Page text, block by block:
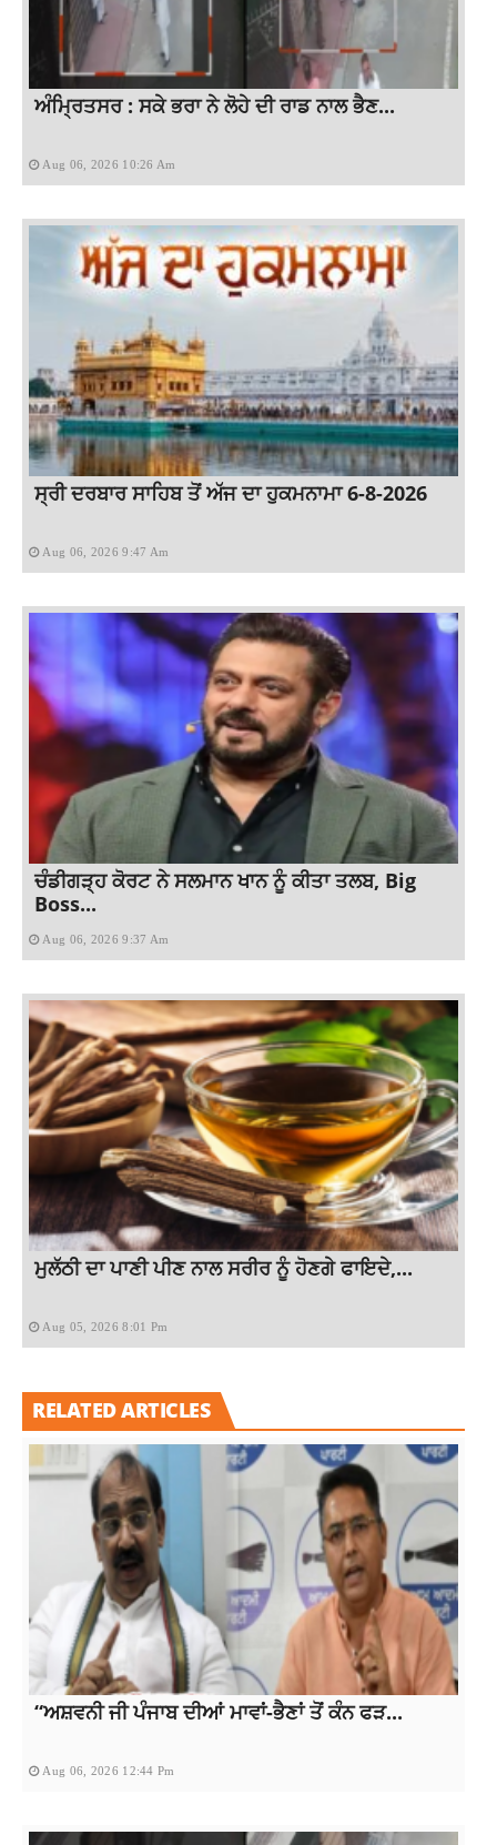
ਅੰਮ੍ਰਿਤਸਰ : ਸਕੇ ਭਰਾ ਨੇ ਲੋਹੇ ਦੀ ਰਾਡ ਨਾਲ ਭੈਣ...
Aug 06, 2026 10:26 Am
ਸ੍ਰੀ ਦਰਬਾਰ ਸਾਹਿਬ ਤੋਂ ਅੱਜ ਦਾ ਹੁਕਮਨਾਮਾ 6-8-2026
Aug 06, 2026 9:47 Am
ਚੰਡੀਗੜ੍ਹ ਕੋਰਟ ਨੇ ਸਲਮਾਨ ਖਾਨ ਨੂੰ ਕੀਤਾ ਤਲਬ, Big
Boss...
Aug 06, 2026 9:37 Am
ਮੁਲੱਠੀ ਦਾ ਪਾਣੀ ਪੀਣ ਨਾਲ ਸਰੀਰ ਨੂੰ ਹੋਣਗੇ ਫਾਇਦੇ,...
Aug 05, 2026 8:01 Pm
RELATED ARTICLES
“ਅਸ਼ਵਨੀ ਜੀ ਪੰਜਾਬ ਦੀਆਂ ਮਾਵਾਂ-ਭੈਣਾਂ ਤੋਂ ਕੰਨ ਫੜ...
Aug 06, 2026 12:44 Pm